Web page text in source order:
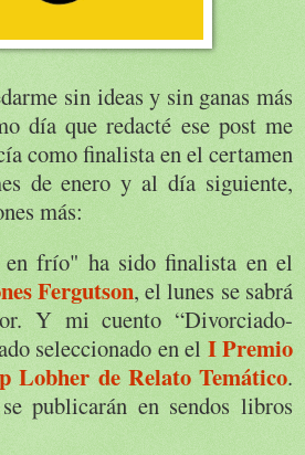
sin ideas y sin ganas más
día que redacté ese post me
como finalista en el certamen
de enero y al día siguiente,
más:
frío" ha sido finalista en el
Fergutson, el lunes se sabrá
Y mi cuento “Divorciado-
seleccionado en el I Premio
Lobher de Relato Temático.
publicarán en sendos libros